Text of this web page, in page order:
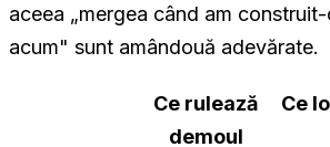
aceea „mergea când am
acum" sunt amândouă adevărate.
Ce rulează
demoul
Ce